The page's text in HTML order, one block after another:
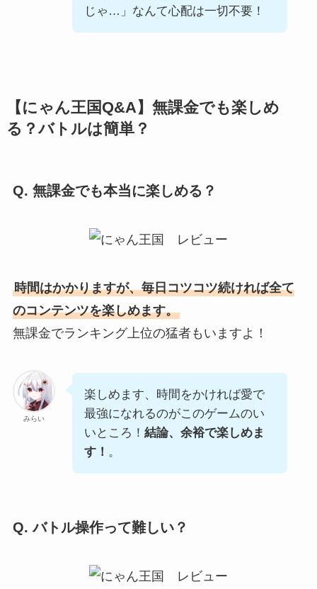
じゃ…」なんて心配は一切不要！
【にゃん王国Q&A】無課金でも楽しめ
る？バトルは簡単？
Q. 無課金でも本当に楽しめる？
時間はかかりますが、毎日コツコツ続ければ全て
のコンテンツを楽しめます。
無課金でランキング上位の猛者もいますよ！
みらい
楽しめます、時間をかければ愛で
最強になれるのがこのゲームのい
いところ！ 結論、余裕で楽しめま
す！ 。
Q. バトル操作って難しい？